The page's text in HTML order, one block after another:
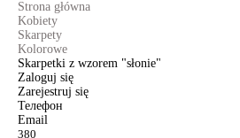
Strona główna
Kobiety
Skarpety
Kolorowe
Skarpetki z wzorem "słonie"
Zaloguj się
Zarejestruj się
Телефон
Email